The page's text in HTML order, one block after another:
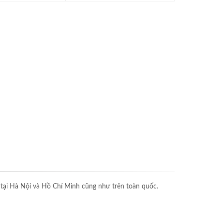
Hà Nội và Hồ Chí Minh cũng như trên toàn quốc.